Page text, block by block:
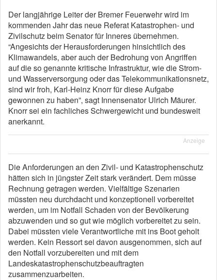
Der langjährige Leiter der Bremer Feuerwehr wird im
kommenden Jahr das neue Referat Katastrophen- und
Zivilschutz beim Senator für Inneres übernehmen.
“Angesichts der Herausforderungen hinsichtlich des
Klimawandels, aber auch der Bedrohung von Angriffen
auf die so genannte kritische Infrastruktur, wie die Strom-
und Wasserversorgung oder das Telekommunikationsnetz,
sind wir froh, Karl-Heinz Knorr für diese Aufgabe
gewonnen zu haben”, sagt Innensenator Ulrich Mäurer.
Knorr sei ein fachliches Schwergewicht und bundesweit
anerkannt.
Anzeige
Die Anforderungen an den Zivil- und Katastrophenschutz
hätten sich in jüngster Zeit stark verändert. Dem müsse
Rechnung getragen werden. Vielfältige Szenarien
müssten neu durchdacht und konzeptionell vorbereitet
werden, um im Notfall Schaden von der Bevölkerung
abzuwenden und so gut wie möglich vorbereitet zu sein.
Dabei müssten viele Verantwortliche mit ins Boot geholt
werden. Kein Ressort sei davon ausgenommen, sich auf
den Notfall vorzubereiten und mit dem
Landeskatastrophenschutzbeauftragten
zusammenzuarbeiten.